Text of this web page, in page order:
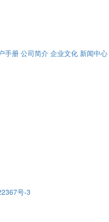
手册 公司简介 企业文化 新闻中心
号-3